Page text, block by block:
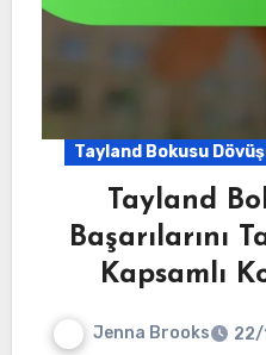
Tayland Bokusu
Tayland
Başarılarını
Kapsamlı
Jenna Brooks 22/